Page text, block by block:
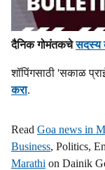
दैनिक गोमंतकचेसदस्य
शॉपिंगसाठी 'सकाळ
करा.
Read Goa news in
Business, Politics,
Marathi on Dainik